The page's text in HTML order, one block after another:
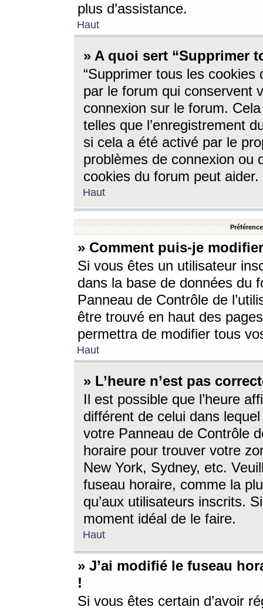
plus d’assistance.
Haut
» A quoi sert “Supprimer
“Supprimer tous les cookies
par le forum qui conservent
connexion sur le forum.
telles que l’enregistrement
si cela a été activé par le
problèmes de connexion ou
cookies du forum peut aider.
Haut
» Comment puis-je
Si vous êtes un utilisateur
dans la base de données du
Panneau de Contrôle de
être trouvé en haut des
permettra de modifier tous
Haut
» L’heure n’est pas
Il est possible que l’heure
différent de celui dans
votre Panneau de Contrôle
horaire pour trouver votre
New York, Sydney, etc.
fuseau horaire, comme la
qu’aux utilisateurs inscrits.
moment idéal de le faire.
Haut
» J’ai modifié le fuseau
!
Si vous êtes certain d’avoir